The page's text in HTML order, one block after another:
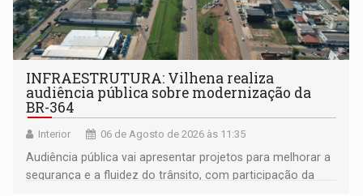
INFRAESTRUTURA: Vilhena realiza
audiência pública sobre modernização da
BR-364
Interior 06 de Agosto de 2026 às 11:35
Audiência pública vai apresentar projetos para melhorar a
segurança e a fluidez do trânsito, com participação da